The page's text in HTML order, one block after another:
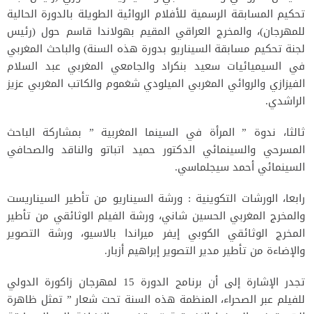
تحكيم المسابقة الرسمية للأفلام الروائية الطويلة بالدورة الحالية
للمهرجان)، والمخرج العراقي المقيم بهولاندا قاسم حول (رئيس
لجنة تحكيم مسابقة السيناريو بدورة هذه السنة) والباحث المغربي
في السيميائيات سعيد بنكراد والجامعي المغربي عبد السلام
الفيزازي والروائي المغربي الميلودي شغموم والكاتب المغربي عزيز
الراشدي.
ثالثا، ندوة ” المرأة في السينما المغربية ” بمشاركة الباحث
المسرحي والسينمائي الدكتور حميد اتباتو والناقد والصحافي
السينمائي أحمد سيجلماسي.
رابعا، الورشات التكوينية : ورشة السيناريو من تأطير السيناريست
والمخرج المغربي الحسين شاني، ورشة الفيلم الوثائقي من تأطير
المخرج الوثائقي الكوبي إيفر ميراندا بالاسيو، ورشة التصوير
والإضاءة من تأطير مدير التصوير إبراهيم أزبار.
تجدر الإشارة إلى أن برنامج الدورة 15 لمهرجان زاكورة الدولي
للفيلم عبر الصحراء، المنظمة هذه السنة تحت شعار ” تمثل ظاهرة